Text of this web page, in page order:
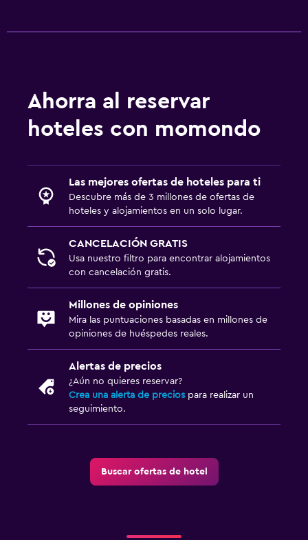
Ahorra al reservar
hoteles con momondo
Las mejores ofertas de hoteles para ti
Descubre más de 3 millones de ofertas de
hoteles y alojamientos en un solo lugar.
CANCELACIÓN GRATIS
Usa nuestro filtro para encontrar alojamientos
con cancelación gratis.
Millones de opiniones
Mira las puntuaciones basadas en millones de
opiniones de huéspedes reales.
Alertas de precios
¿Aún no quieres reservar?
Crea una alerta de precios para realizar un
seguimiento.
Buscar ofertas de hotel